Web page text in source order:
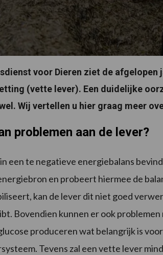
voor Dieren ziet de
(vette lever). Een duidelijke
Wij vertellen u hier graag meer
problemen aan de lever?
in een te negatieve energiebalans
en probeert hiermee de
kan de lever dit niet goed
Bovendien kunnen er ook
produceren wat belangrijk is
Tevens zal een vette lever